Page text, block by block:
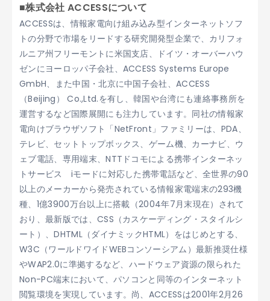
■株式会社 ACCESSについて
ACCESSは、情報家電向け組み込み型インターネットソフ
トの分野で市場をリードする研究開発型企業で、カリフォ
ルニア州フリーモントに米国支店、ドイツ・オーバーハウ
ゼンにヨーロッパ子会社、ACCESS Systems Europe
GmbH、また中国・北京に中国子会社、ACCESS
（Beijing） Co.,Ltd.を有し、韓国や台湾にも連絡事務所を
運営するなど国際展開にも注力しています。同社の情報家
電向けブラウザソフト「NetFront」ファミリーは、PDA、
テレビ、セットトップボックス、ゲーム機、カーナビ、ウ
ェブ電話、専用端末、NTTドコモによる携帯インターネッ
トサービス iモードに対応した携帯電話など、全世界の90
以上のメーカーから発売されている情報家電端末の293機
種、1億3900万台以上に搭載（2004年7月末現在）されて
おり、最新版では、CSS（カスケーディング・スタイルシ
ート）、DHTML（ダイナミックHTML）をはじめとする、
W3C（ワールドワイドWEBコンソーシアム）最新推奨仕様
やWAP2.0に準拠するなど、ハードウェア資源の限られた
Non-PC端末において、パソコンと同等のインターネット
閲覧環境を実現しています。尚、ACCESSは2001年2月26